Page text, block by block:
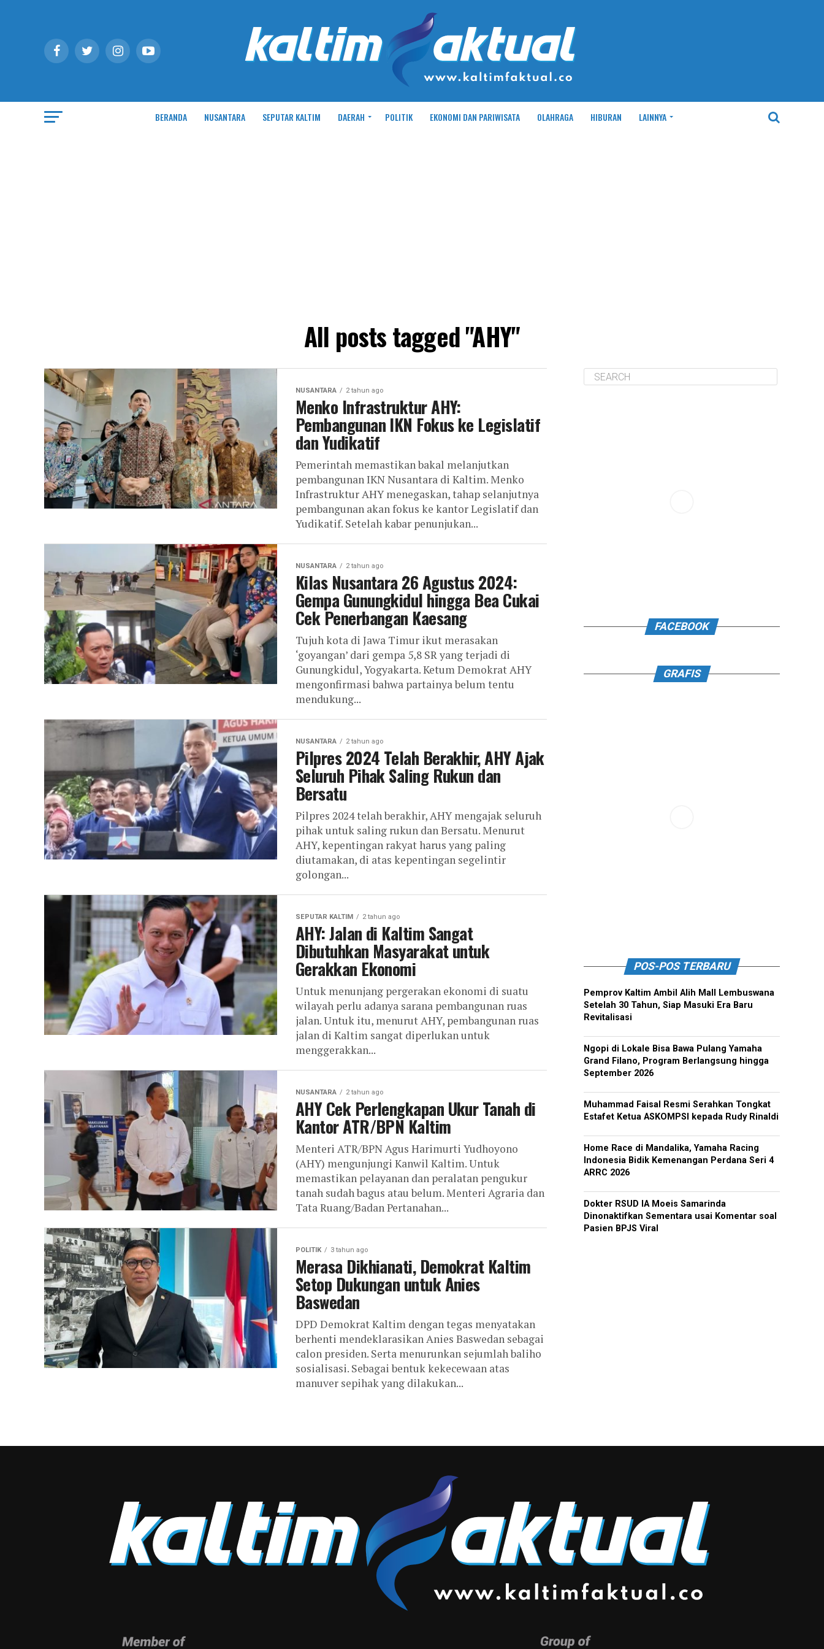
BERANDA NUSANTARA SEPUTAR KALTIM DAERAH POLITIK EKONOMI DAN PARIWISATA OLAHRAGA HIBURAN LAINNYA
All posts tagged "AHY"
NUSANTARA 2 tahun ago
Menko Infrastruktur AHY:
Pembangunan IKN Fokus ke Legislatif
dan Yudikatif
Pemerintah memastikan bakal melanjutkan
pembangunan IKN Nusantara di Kaltim. Menko
Infrastruktur AHY menegaskan, tahap selanjutnya
pembangunan akan fokus ke kantor Legislatif dan
Yudikatif. Setelah kabar penunjukan...
NUSANTARA 2 tahun ago
Kilas Nusantara 26 Agustus 2024:
Gempa Gunungkidul hingga Bea Cukai
Cek Penerbangan Kaesang
Tujuh kota di Jawa Timur ikut merasakan
‘goyangan’ dari gempa 5,8 SR yang terjadi di
Gunungkidul, Yogyakarta. Ketum Demokrat AHY
mengonfirmasi bahwa partainya belum tentu
mendukung...
NUSANTARA 2 tahun ago
Pilpres 2024 Telah Berakhir, AHY Ajak
Seluruh Pihak Saling Rukun dan
Bersatu
Pilpres 2024 telah berakhir, AHY mengajak seluruh
pihak untuk saling rukun dan Bersatu. Menurut
AHY, kepentingan rakyat harus yang paling
diutamakan, di atas kepentingan segelintir
golongan...
SEPUTAR KALTIM 2 tahun ago
AHY: Jalan di Kaltim Sangat
Dibutuhkan Masyarakat untuk
Gerakkan Ekonomi
Untuk menunjang pergerakan ekonomi di suatu
wilayah perlu adanya sarana pembangunan ruas
jalan. Untuk itu, menurut AHY, pembangunan ruas
jalan di Kaltim sangat diperlukan untuk
menggerakkan...
NUSANTARA 2 tahun ago
AHY Cek Perlengkapan Ukur Tanah di
Kantor ATR/BPN Kaltim
Menteri ATR/BPN Agus Harimurti Yudhoyono
(AHY) mengunjungi Kanwil Kaltim. Untuk
memastikan pelayanan dan peralatan pengukur
tanah sudah bagus atau belum. Menteri Agraria dan
Tata Ruang/Badan Pertanahan...
POLITIK 3 tahun ago
Merasa Dikhianati, Demokrat Kaltim
Setop Dukungan untuk Anies
Baswedan
DPD Demokrat Kaltim dengan tegas menyatakan
berhenti mendeklarasikan Anies Baswedan sebagai
calon presiden. Serta menurunkan sejumlah baliho
sosialisasi. Sebagai bentuk kekecewaan atas
manuver sepihak yang dilakukan...
FACEBOOK
GRAFIS
POS-POS TERBARU
Pemprov Kaltim Ambil Alih Mall Lembuswana
Setelah 30 Tahun, Siap Masuki Era Baru
Revitalisasi
Ngopi di Lokale Bisa Bawa Pulang Yamaha
Grand Filano, Program Berlangsung hingga
September 2026
Muhammad Faisal Resmi Serahkan Tongkat
Estafet Ketua ASKOMPSI kepada Rudy Rinaldi
Home Race di Mandalika, Yamaha Racing
Indonesia Bidik Kemenangan Perdana Seri 4
ARRC 2026
Dokter RSUD IA Moeis Samarinda
Dinonaktifkan Sementara usai Komentar soal
Pasien BPJS Viral